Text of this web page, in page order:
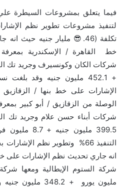
فيما يتعلق بمشروعات السيطرة
تكلفة (46.😎 مليار جنيه
خط القاهرة / الإسكندرية بمعرفة
الإشارات على خط بنها / الزقازيق
الوصلة من الزقازيق / أبو كبير
399.5
التنفيذ 66% وتطوير نظم
انه جاري تحديث نظم الإشارات